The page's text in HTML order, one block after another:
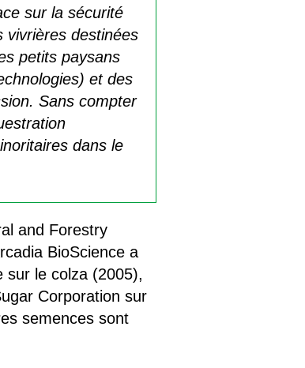
sur la sécurité
vivrières destinées
petits paysans
et des
Sans compter
dans le
and Forestry
BioScience a
sur le colza (2005),
Corporation sur
semences sont